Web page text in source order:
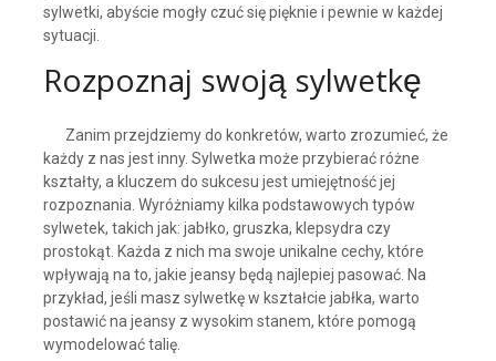
sylwetki, abyście mogły czuć się pięknie i pewnie w każdej
sytuacji.
Rozpoznaj swoją sylwetkę
Zanim przejdziemy do konkretów, warto zrozumieć, że
każdy z nas jest inny. Sylwetka może przybierać różne
kształty, a kluczem do sukcesu jest umiejętność jej
rozpoznania. Wyróżniamy kilka podstawowych typów
sylwetek, takich jak: jabłko, gruszka, klepsydra czy
prostokąt. Każda z nich ma swoje unikalne cechy, które
wpływają na to, jakie jeansy będą najlepiej pasować. Na
przykład, jeśli masz sylwetkę w kształcie jabłka, warto
postawić na jeansy z wysokim stanem, które pomogą
wymodelować talię.